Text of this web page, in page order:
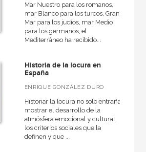
General
Mar Nuestro para los romanos,
mar Blanco para los turcos, Gran
Mar para los judíos, mar Medio
para los germanos, el
Mediterráneo ha recibido...
Historia de la locura en
España
ENRIQUE GONZÁLEZ DURO
Historiar la locura no solo entraña
mostrar el desarrollo de la
atmósfera emocional y cultural,
los criterios sociales que la
definen y que ...